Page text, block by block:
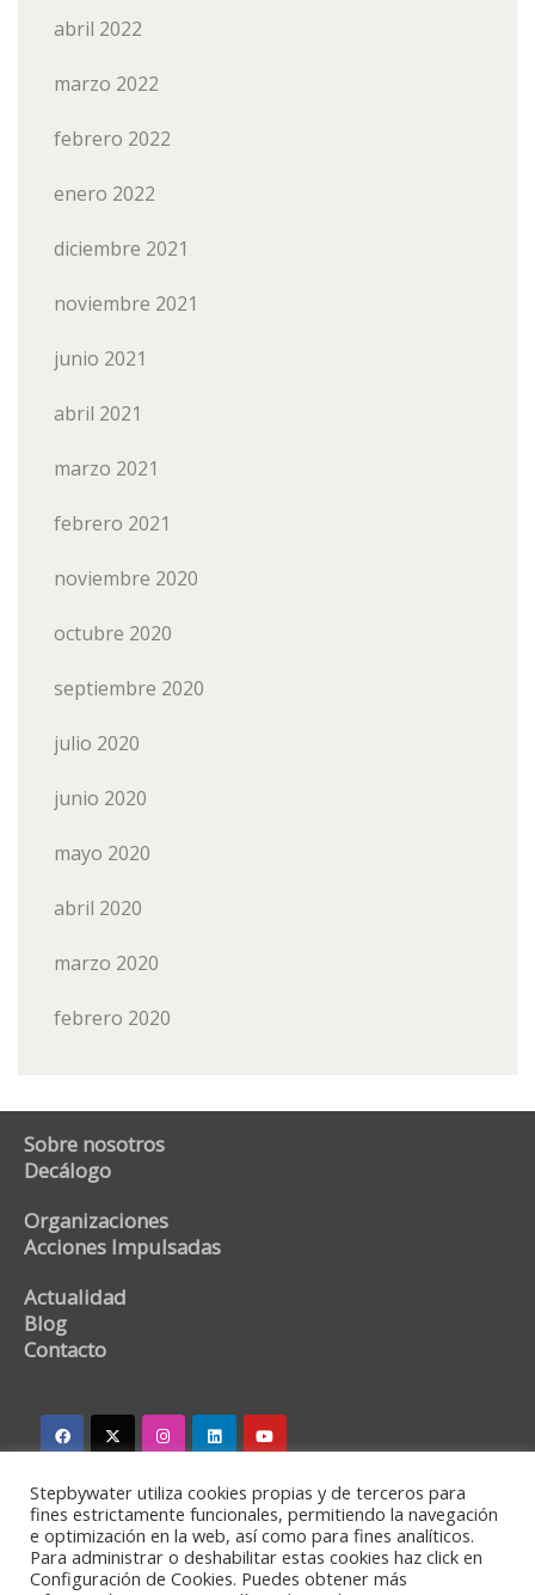
abril 2022
marzo 2022
febrero 2022
enero 2022
diciembre 2021
noviembre 2021
junio 2021
abril 2021
marzo 2021
febrero 2021
noviembre 2020
octubre 2020
septiembre 2020
julio 2020
junio 2020
mayo 2020
abril 2020
marzo 2020
febrero 2020
Sobre nosotros
Decálogo
Organizaciones
Acciones Impulsadas
Actualidad
Blog
Contacto
stepbywater@stepbywater.com
+34 682366973
Stepbywater utiliza cookies propias y de terceros para
fines estrictamente funcionales, permitiendo la navegación
e optimización en la web, así como para fines analíticos.
Para administrar o deshabilitar estas cookies haz click en
Configuración de Cookies. Puedes obtener más